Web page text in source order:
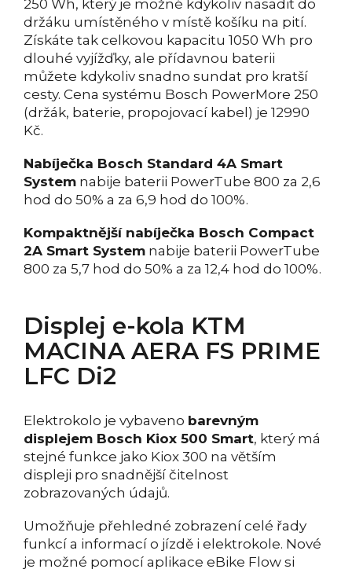
250 Wh, který je možné kdykoliv nasadit do
držáku umístěného v místě košíku na pití.
Získáte tak celkovou kapacitu 1050 Wh pro
dlouhé vyjížďky, ale přídavnou baterii
můžete kdykoliv snadno sundat pro kratší
cesty. Cena systému Bosch PowerMore 250
(držák, baterie, propojovací kabel) je 12990
Kč.
Nabíječka Bosch Standard 4A Smart
System nabije baterii PowerTube 800 za 2,6
hod do 50% a za 6,9 hod do 100%.
Kompaktnější nabíječka Bosch Compact
2A Smart System nabije baterii PowerTube
800 za 5,7 hod do 50% a za 12,4 hod do 100%.
Displej e-kola KTM
MACINA AERA FS PRIME
LFC Di2
Elektrokolo je vybaveno barevným
displejem Bosch Kiox 500 Smart, který má
stejné funkce jako Kiox 300 na větším
displeji pro snadnější čitelnost
zobrazovaných údajů.
Umožňuje přehledné zobrazení celé řady
funkcí a informací o jízdě i elektrokole. Nové
je možné pomocí aplikace eBike Flow si